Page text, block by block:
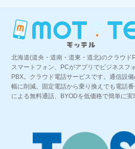
北海道(道央・道南・道東・道北)のクラウド
スマートフォン、PCがアプリでビジネスフ
PBX。クラウド電話サービスです。通信設
幅に削減。固定電話から乗り換えでも電話
による無料通話、BYODを低価格で簡単に実